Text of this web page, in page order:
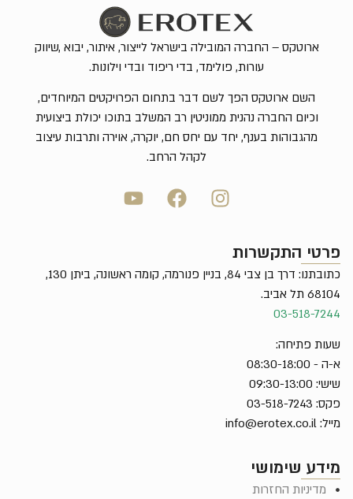
מידע שימושי
מדיניות החזרות
פרטי התקשרות
כתובתנו: דרך בן צבי 84, בניין פנורמה, קומה ראשונה, ביתן 130,
68104 תל אביב.
03-518-7244
שעות פתיחה:
א-ה - 08:30-18:00
שישי: 09:30-13:00
פקס: 03-518-7243
מייל: info@erotex.co.il
ארוטקס – החברה המובילה בישראל לייצור, איתור, יבוא ,שיווק
עורות, פולימד, בדי ריפוד ובדי וילונות.
השם ארוטקס הפך לשם דבר בתחום הפרויקטים המיוחדים,
וכיום החברה נהנית ממוניטין רב המשלב בתוכו יכולת ביצועית
מהגבוהות בענף, יחד עם יחס חם, יוקרה, אוירה ותרבות עיצוב
לקהל הרחב.